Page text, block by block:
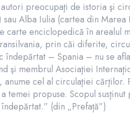
preocupaţi de istoria şi
Alba Iulia (cartea din Marea
enciclopedică în arealul
prin căi diferite,
– Spania – nu se
şi membrul Asociaţiei
cel al circulaţiei cărţilor.
propuse. Scopul
(din „Prefață”)